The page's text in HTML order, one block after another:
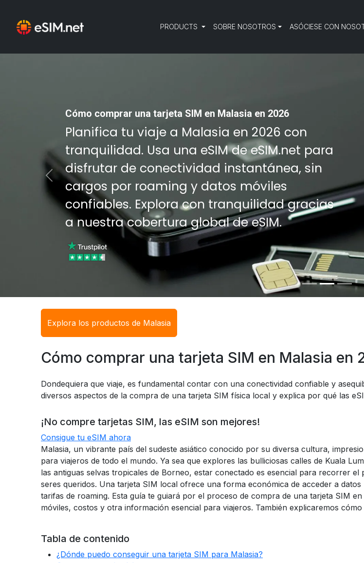
PRODUCTS SOBRE NOSOTROS ASÓCIESE CON
Cómo comprar una tarjeta SIM en Malasia en 2026
Planifica tu viaje a Malasia en 2026 con
tranquilidad. Usa una eSIM de eSIM.net para
disfrutar de conectividad instantánea, sin
cargos por roaming y datos móviles
confiables. Explora con tranquilidad gracias
a nuestra cobertura global de eSIM.
Previous
Explora los productos de Malasia
Cómo comprar una tarjeta SIM en Malasia en
Dondequiera que viaje, es fundamental contar con una conectividad confiable y
diversos aspectos de la compra de una tarjeta SIM física local y explica por qué las
¡No compre tarjetas SIM, las eSIM son mejores!
Consigue tu eSIM ahora
Malasia, un vibrante país del sudeste asiático conocido por su diversa cultura,
para viajeros de todo el mundo. Ya sea que explores las bulliciosas calles de Kuala
las antiguas selvas tropicales de Borneo, estar conectado es esencial para recorrer
seres queridos. Una tarjeta SIM local ofrece una forma económica de acceder a
tarifas de roaming. Esta guía te guiará por el proceso de compra de una tarjeta SIM
móviles, costos y otra información esencial para viajeros. También explicaremos
Tabla de contenido
¿Dónde puedo conseguir una tarjeta SIM para Malasia?